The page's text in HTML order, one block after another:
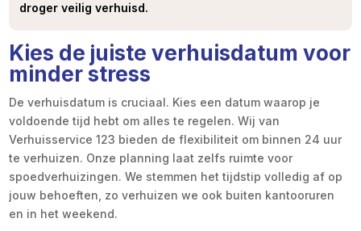
droger veilig verhuisd.
Kies de juiste verhuisdatum voor
minder stress
De verhuisdatum is cruciaal. Kies een datum waarop je
voldoende tijd hebt om alles te regelen. Wij van
Verhuisservice 123 bieden de flexibiliteit om binnen 24 uur
te verhuizen. Onze planning laat zelfs ruimte voor
spoedverhuizingen. We stemmen het tijdstip volledig af op
jouw behoeften, zo verhuizen we ook buiten kantooruren
en in het weekend.